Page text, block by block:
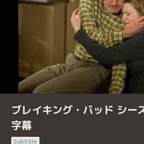
ブレイキング・バッド シー
字幕
Subtitle